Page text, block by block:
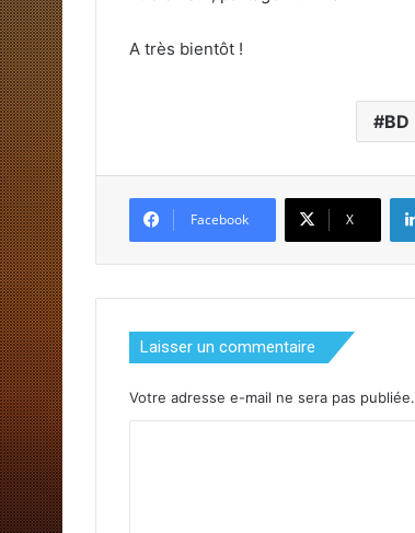
A très bientôt !
BD
Facebook X
Laisser un commentaire
Votre adresse e-mail ne sera pas publiée.